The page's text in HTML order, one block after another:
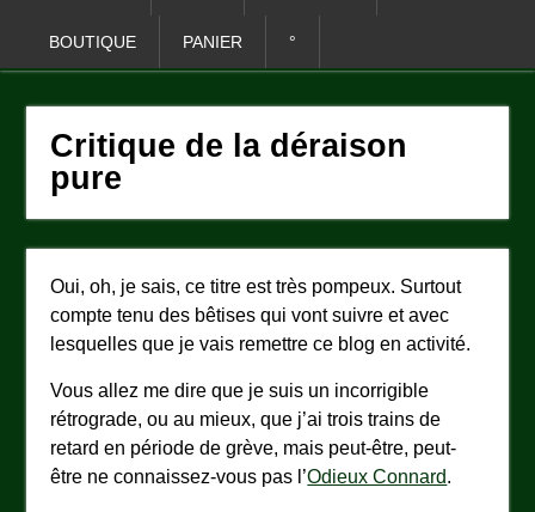
BOUTIQUE PANIER °
Critique de la déraison
pure
Oui, oh, je sais, ce titre est très pompeux. Surtout
compte tenu des bêtises qui vont suivre et avec
lesquelles que je vais remettre ce blog en activité.
Vous allez me dire que je suis un incorrigible
rétrograde, ou au mieux, que j’ai trois trains de
retard en période de grève, mais peut-être, peut-
être ne connaissez-vous pas l’Odieux Connard.